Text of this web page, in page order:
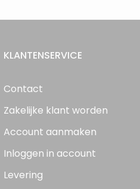
KLANTENSERVICE
Contact
Zakelijke klant worden
Account aanmaken
Inloggen in account
Levering